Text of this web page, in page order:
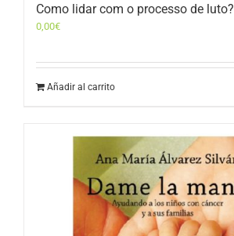
Como lidar com o processo de luto?
0,00€
Añadir al carrito